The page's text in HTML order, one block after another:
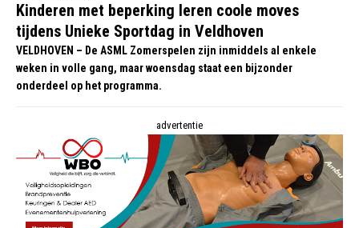
Kinderen met beperking leren coole moves
tijdens Unieke Sportdag in Veldhoven
VELDHOVEN – De ASML Zomerspelen zijn inmiddels al enkele
weken in volle gang, maar woensdag staat een bijzonder
onderdeel op het programma.
advertentie